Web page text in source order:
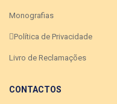
Monografias
Política de Privacidade
Livro de Reclamações
CONTACTOS